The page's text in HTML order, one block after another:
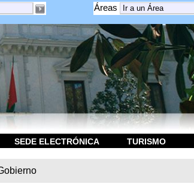
Áreas
SEDE ELECTRÓNICA TURISMO